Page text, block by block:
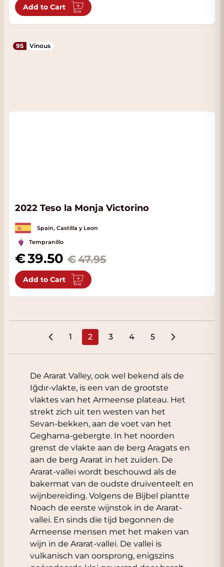
Add to Cart
95 Vinous
2022 Teso la Monja Victorino
Spain, Castilla y Leon
Tempranillo
Special Price
39.50 47.95
Add to Cart
Page
1 You're currently reading page
2 Page
3 Page
4 Page
5
De Ararat Valley, ook wel bekend als de
Iğdır-vlakte, is een van de grootste
vlaktes van het Armeense plateau. Het
strekt zich uit ten westen van het
Sevan-bekken, aan de voet van het
Geghama-gebergte. In het noorden
grenst de vlakte aan de berg Aragats en
aan de berg Ararat in het zuiden. De
Ararat-vallei wordt beschouwd als de
bakermat van de oudste druiventeelt en
wijnbereiding. Volgens de Bijbel plantte
Noach de eerste wijnstok in de Ararat-
vallei. En sinds die tijd begonnen de
Armeense mensen met het maken van
wijn in de Ararat-vallei. De vallei is
vulkanisch van oorsprong, enigszins